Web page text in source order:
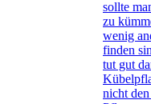
sollte
zu
wenig
finden
tut gut
nicht